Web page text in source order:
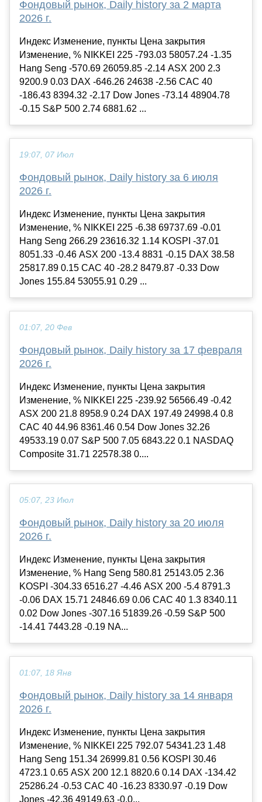
Фондовый рынок, Daily history за 2 марта
2026 г.
Индекс Изменение, пункты Цена закрытия
Изменение, % NIKKEI 225 -793.03 58057.24 -1.35
Hang Seng -570.69 26059.85 -2.14 ASX 200 2.3
9200.9 0.03 DAX -646.26 24638 -2.56 CAC 40
-186.43 8394.32 -2.17 Dow Jones -73.14 48904.78
-0.15 S&P 500 2.74 6881.62 ...
19:07, 07 Июл
Фондовый рынок, Daily history за 6 июля
2026 г.
Индекс Изменение, пункты Цена закрытия
Изменение, % NIKKEI 225 -6.38 69737.69 -0.01
Hang Seng 266.29 23616.32 1.14 KOSPI -37.01
8051.33 -0.46 ASX 200 -13.4 8831 -0.15 DAX 38.58
25817.89 0.15 CAC 40 -28.2 8479.87 -0.33 Dow
Jones 155.84 53055.91 0.29 ...
01:07, 20 Фев
Фондовый рынок, Daily history за 17 февраля
2026 г.
Индекс Изменение, пункты Цена закрытия
Изменение, % NIKKEI 225 -239.92 56566.49 -0.42
ASX 200 21.8 8958.9 0.24 DAX 197.49 24998.4 0.8
CAC 40 44.96 8361.46 0.54 Dow Jones 32.26
49533.19 0.07 S&P 500 7.05 6843.22 0.1 NASDAQ
Composite 31.71 22578.38 0....
05:07, 23 Июл
Фондовый рынок, Daily history за 20 июля
2026 г.
Индекс Изменение, пункты Цена закрытия
Изменение, % Hang Seng 580.81 25143.05 2.36
KOSPI -304.33 6516.27 -4.46 ASX 200 -5.4 8791.3
-0.06 DAX 15.71 24846.69 0.06 CAC 40 1.3 8340.11
0.02 Dow Jones -307.16 51839.26 -0.59 S&P 500
-14.41 7443.28 -0.19 NA...
01:07, 18 Янв
Фондовый рынок, Daily history за 14 января
2026 г.
Индекс Изменение, пункты Цена закрытия
Изменение, % NIKKEI 225 792.07 54341.23 1.48
Hang Seng 151.34 26999.81 0.56 KOSPI 30.46
4723.1 0.65 ASX 200 12.1 8820.6 0.14 DAX -134.42
25286.24 -0.53 CAC 40 -16.23 8330.97 -0.19 Dow
Jones -42.36 49149.63 -0.0...